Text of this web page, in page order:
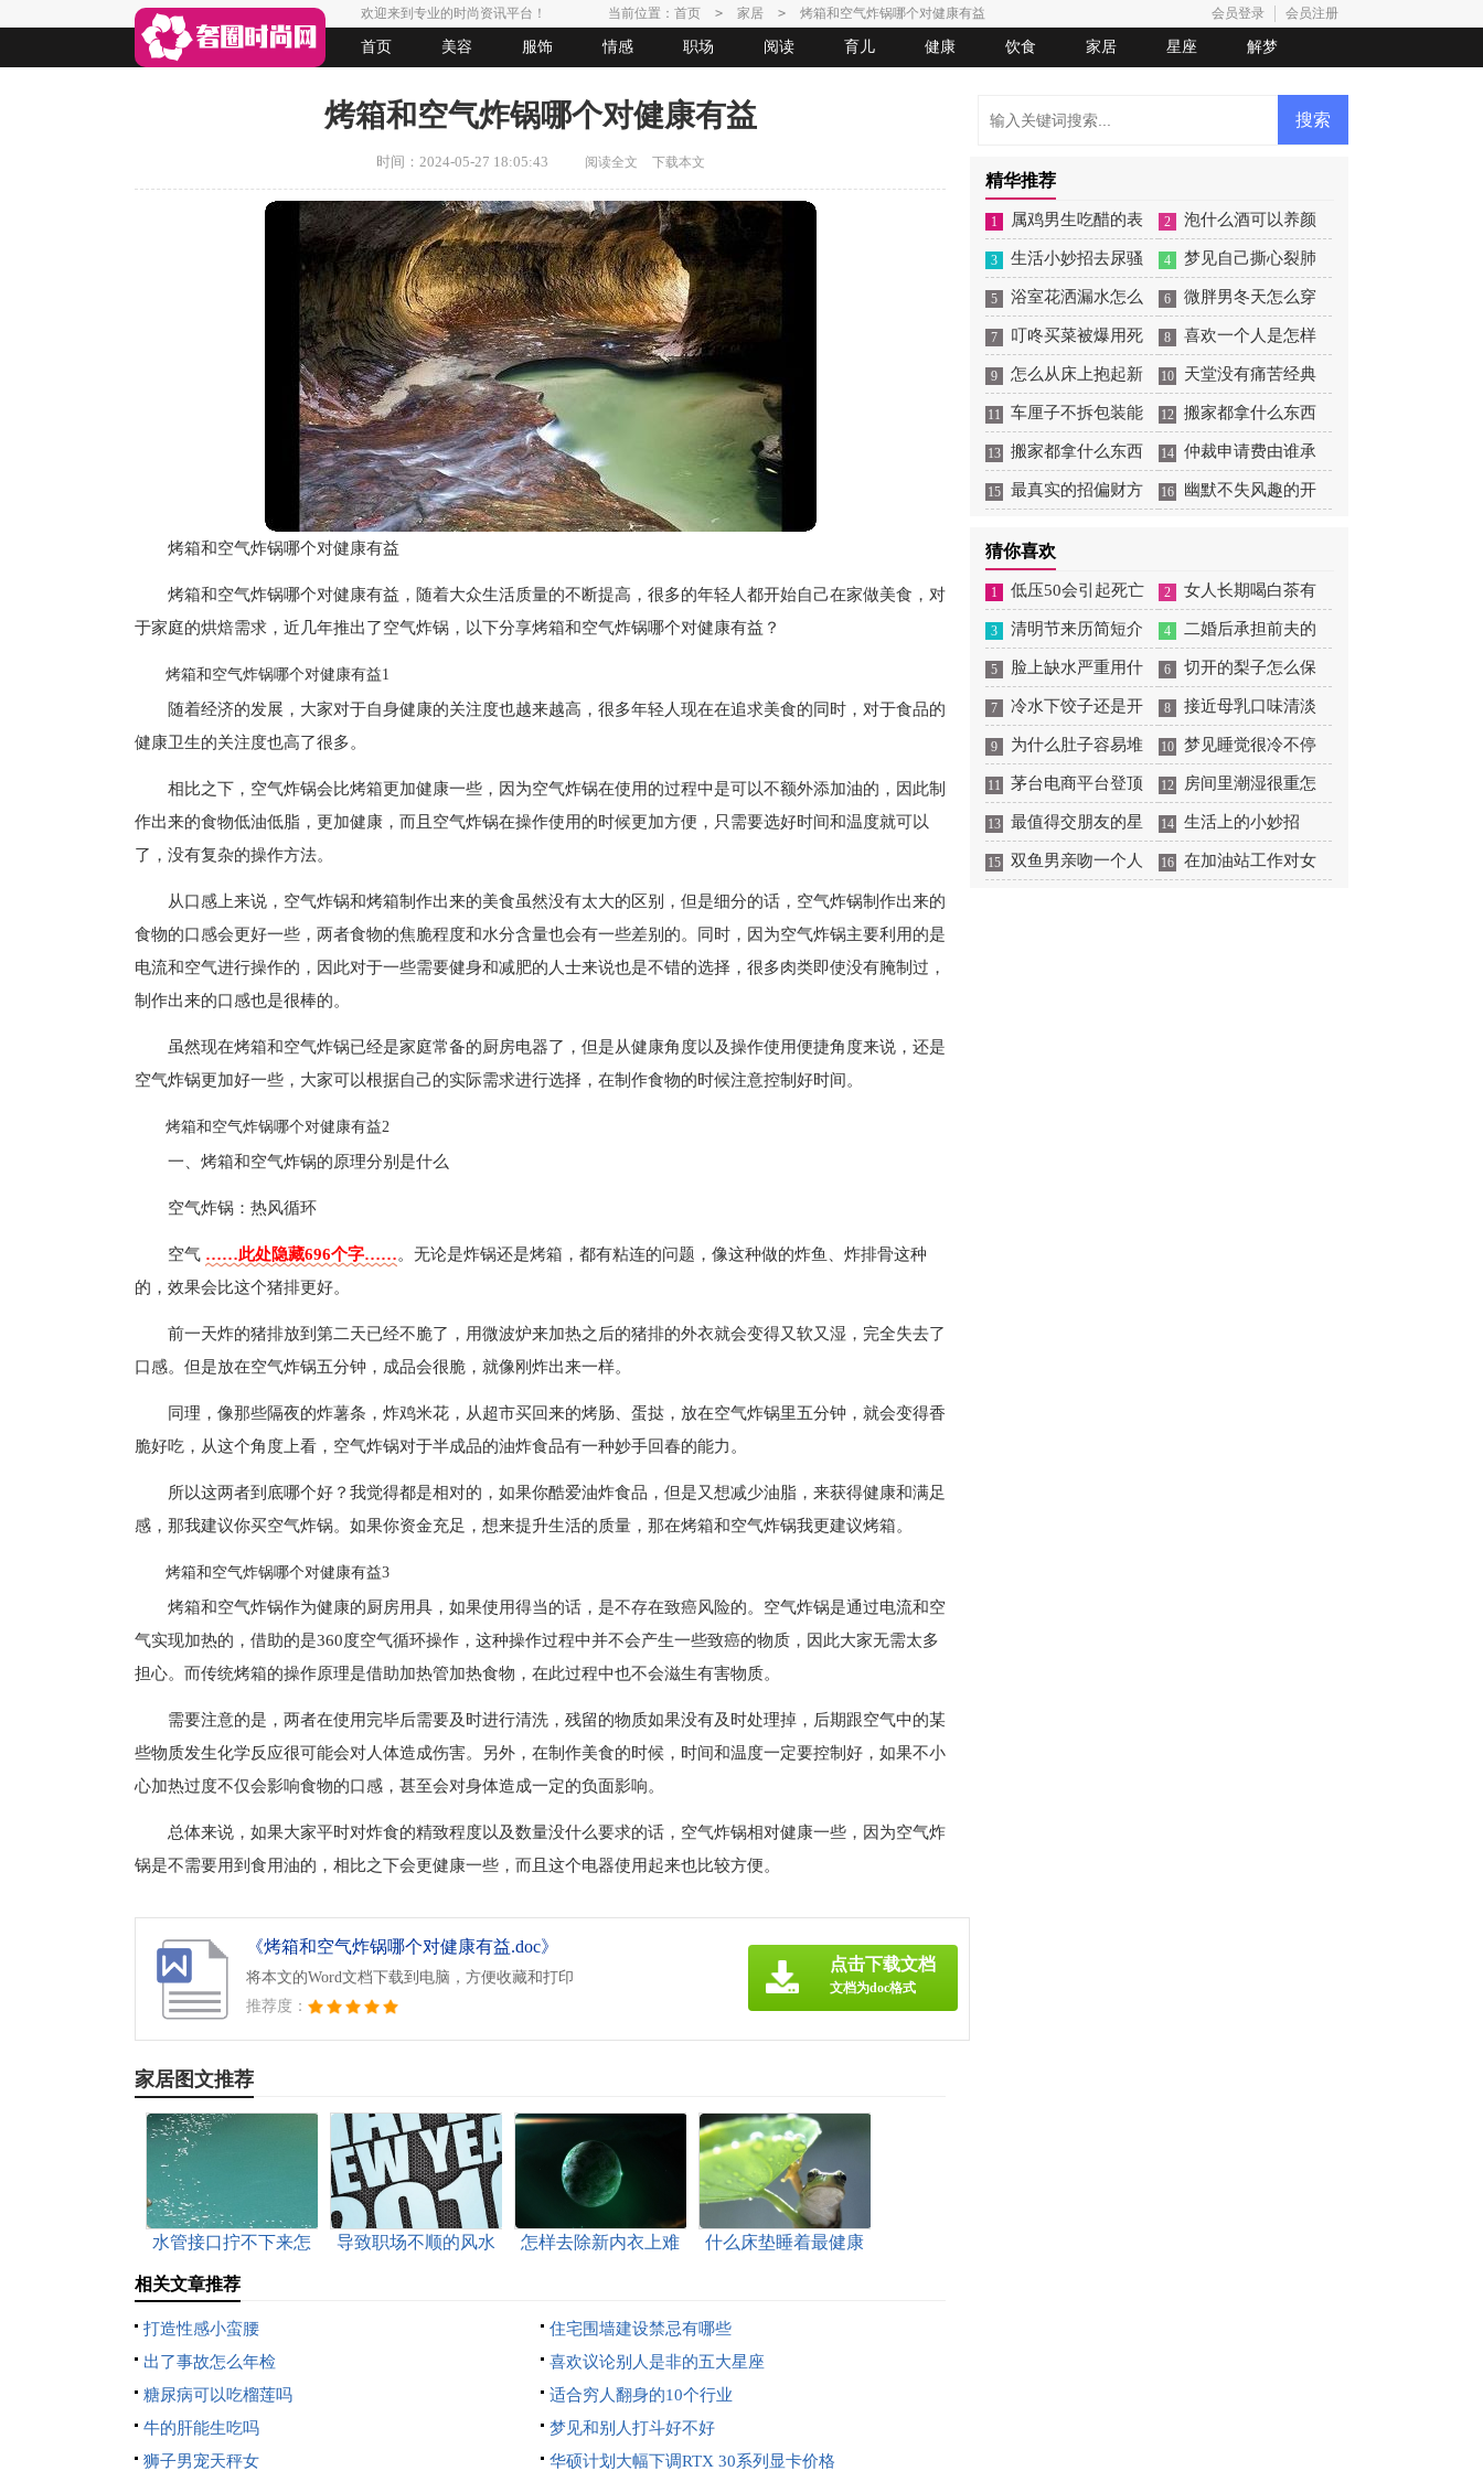
欢迎来到专业的时尚资讯平台！ 会员登录 会员注册
首页 美容 服饰 情感 职场 阅读 育儿 健康 饮食 家居 星座 解梦
当前位置：首页 > 家居 > 烤箱和空气炸锅哪个对健康有益
烤箱和空气炸锅哪个对健康有益
时间：2024-05-27 18:05:43 阅读全文 下载本文
烤箱和空气炸锅哪个对健康有益
烤箱和空气炸锅哪个对健康有益，随着大众生活质量的不断提高，很多的年轻人都开始自己在家做美食，对
于家庭的烘焙需求，近几年推出了空气炸锅，以下分享烤箱和空气炸锅哪个对健康有益？
烤箱和空气炸锅哪个对健康有益1
随着经济的发展，大家对于自身健康的关注度也越来越高，很多年轻人现在在追求美食的同时，对于食品的
健康卫生的关注度也高了很多。
相比之下，空气炸锅会比烤箱更加健康一些，因为空气炸锅在使用的过程中是可以不额外添加油的，因此制
作出来的食物低油低脂，更加健康，而且空气炸锅在操作使用的时候更加方便，只需要选好时间和温度就可以
了，没有复杂的操作方法。
从口感上来说，空气炸锅和烤箱制作出来的美食虽然没有太大的区别，但是细分的话，空气炸锅制作出来的
食物的口感会更好一些，两者食物的焦脆程度和水分含量也会有一些差别的。同时，因为空气炸锅主要利用的是
电流和空气进行操作的，因此对于一些需要健身和减肥的人士来说也是不错的选择，很多肉类即使没有腌制过，
制作出来的口感也是很棒的。
虽然现在烤箱和空气炸锅已经是家庭常备的厨房电器了，但是从健康角度以及操作使用便捷角度来说，还是
空气炸锅更加好一些，大家可以根据自己的实际需求进行选择，在制作食物的时候注意控制好时间。
烤箱和空气炸锅哪个对健康有益2
一、烤箱和空气炸锅的原理分别是什么
空气炸锅：热风循环
空气 ……此处隐藏696个字……。无论是炸锅还是烤箱，都有粘连的问题，像这种做的炸鱼、炸排骨这种
的，效果会比这个猪排更好。
前一天炸的猪排放到第二天已经不脆了，用微波炉来加热之后的猪排的外衣就会变得又软又湿，完全失去了
口感。但是放在空气炸锅五分钟，成品会很脆，就像刚炸出来一样。
同理，像那些隔夜的炸薯条，炸鸡米花，从超市买回来的烤肠、蛋挞，放在空气炸锅里五分钟，就会变得香
脆好吃，从这个角度上看，空气炸锅对于半成品的油炸食品有一种妙手回春的能力。
所以这两者到底哪个好？我觉得都是相对的，如果你酷爱油炸食品，但是又想减少油脂，来获得健康和满足
感，那我建议你买空气炸锅。如果你资金充足，想来提升生活的质量，那在烤箱和空气炸锅我更建议烤箱。
烤箱和空气炸锅哪个对健康有益3
烤箱和空气炸锅作为健康的厨房用具，如果使用得当的话，是不存在致癌风险的。空气炸锅是通过电流和空
气实现加热的，借助的是360度空气循环操作，这种操作过程中并不会产生一些致癌的物质，因此大家无需太多
担心。而传统烤箱的操作原理是借助加热管加热食物，在此过程中也不会滋生有害物质。
需要注意的是，两者在使用完毕后需要及时进行清洗，残留的物质如果没有及时处理掉，后期跟空气中的某
些物质发生化学反应很可能会对人体造成伤害。另外，在制作美食的时候，时间和温度一定要控制好，如果不小
心加热过度不仅会影响食物的口感，甚至会对身体造成一定的负面影响。
总体来说，如果大家平时对炸食的精致程度以及数量没什么要求的话，空气炸锅相对健康一些，因为空气炸
锅是不需要用到食用油的，相比之下会更健康一些，而且这个电器使用起来也比较方便。
《烤箱和空气炸锅哪个对健康有益.doc》
将本文的Word文档下载到电脑，方便收藏和打印
推荐度：
点击下载文档
文档为doc格式
家居图文推荐
水管接口拧不下来怎
导致职场不顺的风水
怎样去除新内衣上难
什么床垫睡着最健康
相关文章推荐
打造性感小蛮腰
住宅围墙建设禁忌有哪些
出了事故怎么年检
喜欢议论别人是非的五大星座
糖尿病可以吃榴莲吗
适合穷人翻身的10个行业
牛的肝能生吃吗
梦见和别人打斗好不好
狮子男宠天秤女
华硕计划大幅下调RTX 30系列显卡价格
精华推荐
1 属鸡男生吃醋的表
现
2 泡什么酒可以养颜
美容
3 生活小妙招去尿骚
味
4 梦见自己撕心裂肺
的大哭
5 浴室花洒漏水怎么
处理
6 微胖男冬天怎么穿
衣打扮
7 叮咚买菜被爆用死
鱼冒充活鱼被约谈
8 喜欢一个人是怎样
的
9 怎么从床上抱起新
生儿
10 天堂没有痛苦经典
语录
11 车厘子不拆包装能
放几天
12 搬家都拿什么东西
寓意好
13 搬家都拿什么东西
寓意好
14 仲裁申请费由谁承
担
15 最真实的招偏财方 16 幽默不失风趣的开
猜你喜欢
1 低压50会引起死亡 2 女人长期喝白茶有
什么好处
3 清明节来历简短介
绍50字
4 二婚后承担前夫的
债务吗
5 脸上缺水严重用什
么补水效果好
6 切开的梨子怎么保
存
7 冷水下饺子还是开
水下饺子
8 接近母乳口味清淡
奶粉排名
9 为什么肚子容易堆
积脂肪
10 梦见睡觉很冷不停
的盖被子
11 茅台电商平台登顶
App Store免费榜
12 房间里潮湿很重怎
么办
13 最值得交朋友的星
座女
14 生活上的小妙招
15 双鱼男亲吻一个人 16 在加油站工作对女